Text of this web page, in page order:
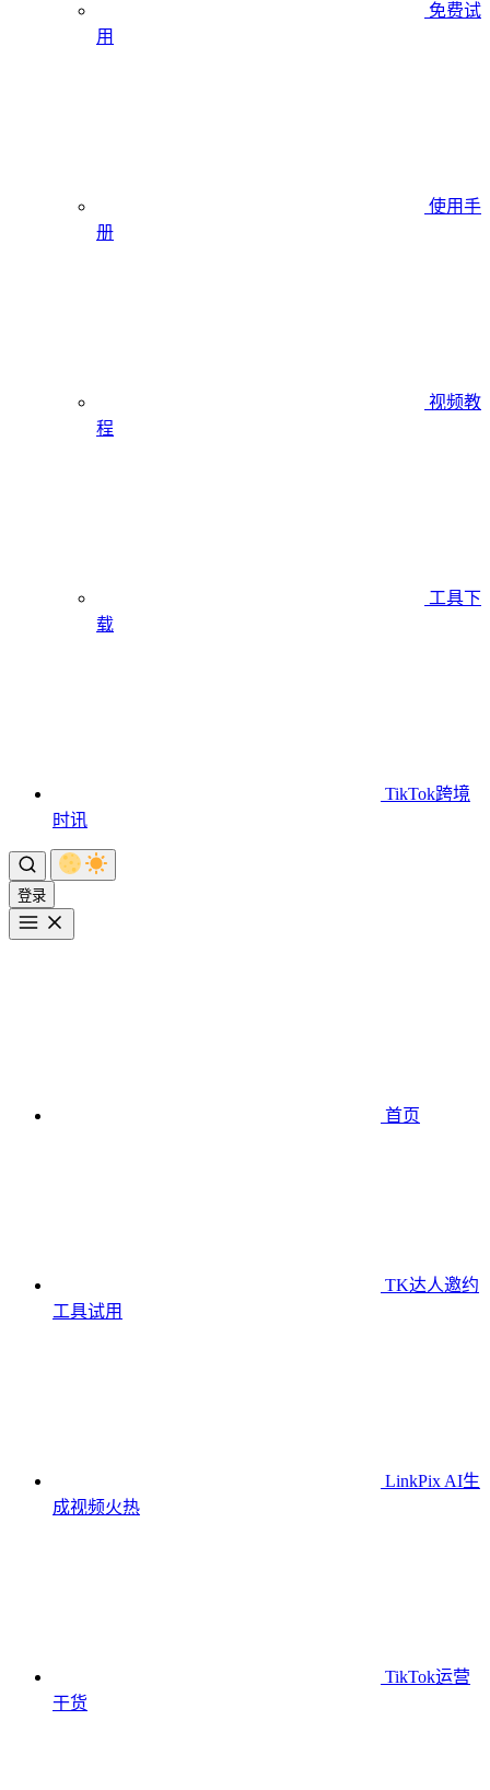
免费试
用
使用手
册
视频教
程
工具下
载
TikTok跨境
时讯
登录
首页
TK达人邀约
工具试用
LinkPix AI生
成视频火热
TikTok运营
干货